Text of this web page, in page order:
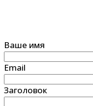
Ваше имя
Email
Заголовок